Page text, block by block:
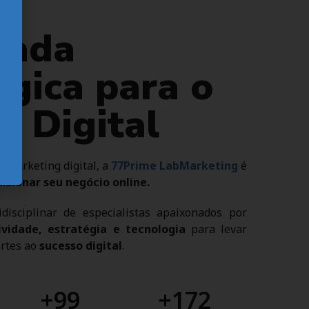
para o
Digital
marketing digital, a 77Prime LabMarketing é
seu negócio online.
de especialistas apaixonados por
estratégia e tecnologia para levar
ao sucesso digital.
+100 +180